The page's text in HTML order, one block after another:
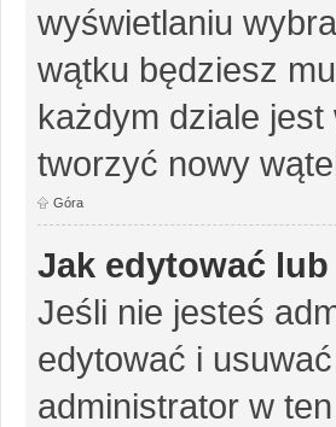
wyświetlaniu
wątku będziesz
każdym dziale jest
tworzyć nowy
Góra
Jak edytować
Jeśli nie jesteś
edytować i
administrator w